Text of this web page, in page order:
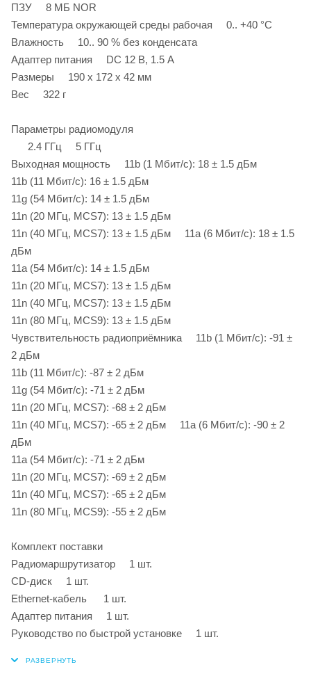
ПЗУ 8 МБ NOR
Температура окружающей среды рабочая 0.. +40 °С
Влажность 10.. 90 % без конденсата
Адаптер питания DC 12 В, 1.5 A
Размеры 190 x 172 x 42 мм
Вес 322 г
Параметры радиомодуля
2.4 ГГц 5 ГГц
Выходная мощность 11b (1 Мбит/с): 18 ± 1.5 дБм
11b (11 Мбит/с): 16 ± 1.5 дБм
11g (54 Мбит/с): 14 ± 1.5 дБм
11n (20 МГц, MCS7): 13 ± 1.5 дБм
11n (40 МГц, MCS7): 13 ± 1.5 дБм 11a (6 Мбит/с): 18 ± 1.5
дБм
11a (54 Мбит/с): 14 ± 1.5 дБм
11n (20 МГц, MCS7): 13 ± 1.5 дБм
11n (40 МГц, MCS7): 13 ± 1.5 дБм
11n (80 МГц, MCS9): 13 ± 1.5 дБм
Чувствительность радиоприёмника 11b (1 Мбит/с): ‐91 ±
2 дБм
11b (11 Мбит/с): ‐87 ± 2 дБм
11g (54 Мбит/с): ‐71 ± 2 дБм
11n (20 МГц, MCS7): ‐68 ± 2 дБм
11n (40 МГц, MCS7): ‐65 ± 2 дБм 11a (6 Мбит/с): ‐90 ± 2
дБм
11a (54 Мбит/с): ‐71 ± 2 дБм
11n (20 МГц, MCS7): ‐69 ± 2 дБм
11n (40 МГц, MCS7): ‐65 ± 2 дБм
11n (80 МГц, MCS9): -55 ± 2 дБм
Комплект поставки
Радиомаршрутизатор 1 шт.
CD-диск 1 шт.
Ethernet-кабель 1 шт.
Адаптер питания 1 шт.
Руководство по быстрой установке 1 шт.